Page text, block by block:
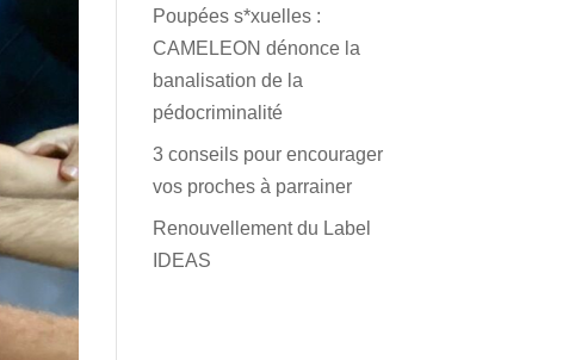
Poupées s*xuelles :
CAMELEON dénonce la
banalisation de la
pédocriminalité
3 conseils pour encourager
vos proches à parrainer
Renouvellement du Label
IDEAS